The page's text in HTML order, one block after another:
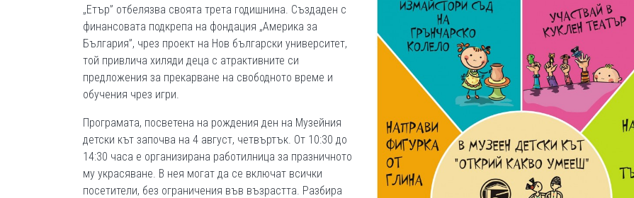
„Етър” отбелязва своята трета годишнина. Създаден с
финансовата подкрепа на фондация „Америка за
България”, чрез проект на Нов български университет,
той привлича хиляди деца с атрактивните си
предложения за прекарване на свободното време и
обучения чрез игри.
Програмата, посветена на рождения ден на Музейния
детски кът започва на 4 август, четвъртък. От 10:30 до
14:30 часа е организирана работилница за празничното
му украсяване. В нея могат да се включат всички
посетители, без ограничения във възрастта. Разбира